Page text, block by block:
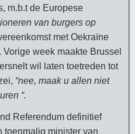
m.b.t de Europese
van burgers op
met Oekraïne
week maakte Brussel
wil laten toetreden tot
“nee, maak u allen niet
“.
Referendum definitief
toenmalig minister van